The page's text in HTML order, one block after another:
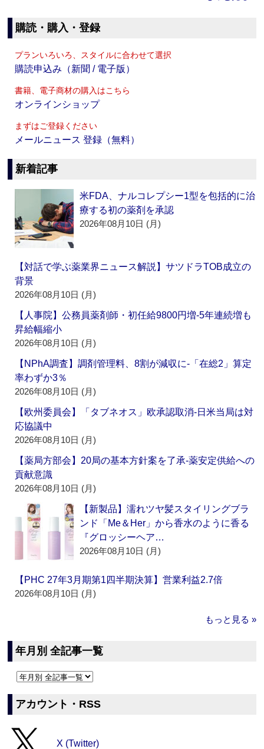
購読・購入・登録
プランいろいろ、スタイルに合わせて選択
購読申込み（新聞 / 電子版）
書籍、電子商材の購入はこちら
オンラインショップ
まずはご登録ください
メールニュース 登録（無料）
新着記事
米FDA、ナルコレプシー1型を包括的に治
療する初の薬剤を承認
2026年08月10日 (月)
【対話で学ぶ薬業界ニュース解説】サツドラTOB成立の
背景
2026年08月10日 (月)
【人事院】公務員薬剤師・初任給9800円増‐5年連続増も
昇給幅縮小
2026年08月10日 (月)
【NPhA調査】調剤管理料、8割が減収に‐「在総2」算定
率わずか3％
2026年08月10日 (月)
【欧州委員会】「タブネオス」欧承認取消‐日米当局は対
応協議中
2026年08月10日 (月)
【薬局方部会】20局の基本方針案を了承‐薬安定供給への
貢献意識
2026年08月10日 (月)
【新製品】濡れツヤ髪スタイリングブラ
ンド「Me＆Her」から香水のように香る
『グロッシーヘア…
2026年08月10日 (月)
【PHC 27年3月期第1四半期決算】営業利益2.7倍
2026年08月10日 (月)
もっと見る »
年月別 全記事一覧
アカウント・RSS
X (Twitter)